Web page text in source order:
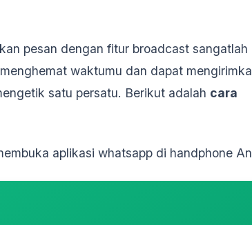
pesan dengan fitur broadcast sangatlah
waktumu dan dapat
satu persatu. Berikut adalah cara
aplikasi whatsapp di handphone